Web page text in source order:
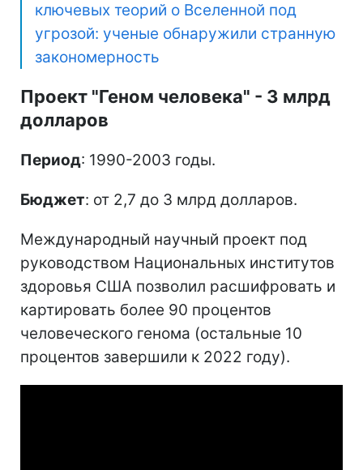
ключевых теорий о Вселенной под
угрозой: ученые обнаружили странную
закономерность
Проект "Геном человека" - 3 млрд
долларов
Период: 1990-2003 годы.
Бюджет: от 2,7 до 3 млрд долларов.
Международный научный проект под
руководством Национальных институтов
здоровья США позволил расшифровать и
картировать более 90 процентов
человеческого генома (остальные 10
процентов завершили к 2022 году).